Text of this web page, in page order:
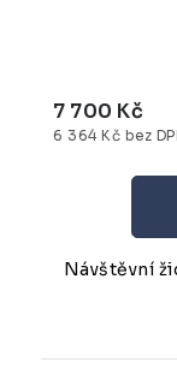
6 364 Kč bez
7 700 Kč
Návštěvní